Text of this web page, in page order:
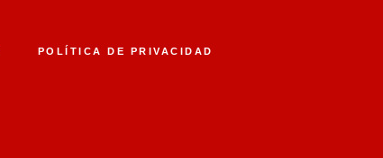
POLÍTICA DE PRIVACIDAD